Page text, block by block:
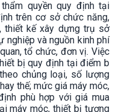
quyền quy định tại
trên cơ sở chức năng,
thiết kế xây dựng trụ sở
nghiệp và nguồn kinh phí
tổ chức, đơn vị. Việc
bị quy định tại điểm b
chủng loại, số lượng
thế; mức giá máy móc,
phù hợp với giá mua
máy móc, thiết bị tương